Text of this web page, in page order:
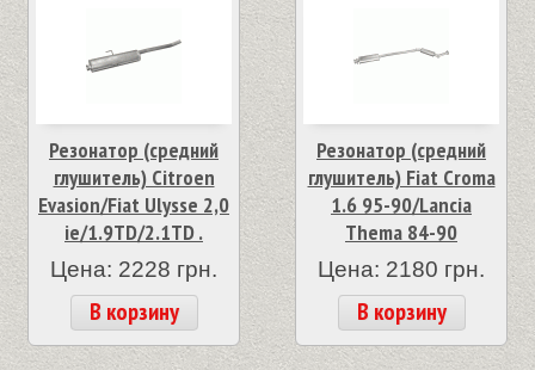
Резонатор (средний
глушитель) Citroen
Evasion/Fiat Ulysse 2,0
ie/1.9TD/2.1TD .
Цена: 2228 грн.
В корзину
Резонатор (средний
глушитель) Fiat Croma
1.6 95-90/Lancia
Thema 84-90
Цена: 2180 грн.
В корзину